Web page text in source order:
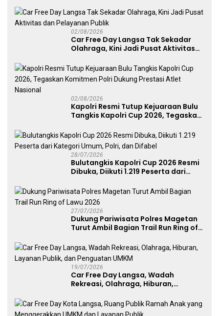
Perkuat Soliditas Prajurit
02/08/2026
Car Free Day Langsa Tak Sekadar
Olahraga, Kini Jadi Pusat Aktivitas
02/08/2026
Kapolri Resmi Tutup Kejuaraan Bulu
Tangkis Kapolri Cup 2026, Tegaskan
Atlet Nasional
28/07/2026
Bulutangkis Kapolri Cup 2026 Resmi
Dibuka, Diikuti 1.219 Peserta dari
27/07/2026
Dukung Pariwisata Polres Magetan
Turut Ambil Bagian Trail Run Ring of
19/07/2026
Car Free Day Langsa, Wadah
Rekreasi, Olahraga, Hiburan,
UMKM